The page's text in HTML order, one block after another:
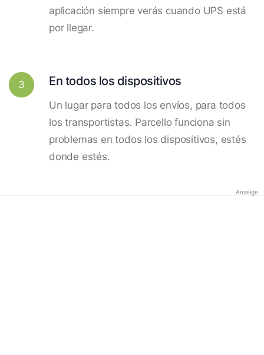
aplicación siempre verás cuando UPS está
por llegar.
3 En todos los dispositivos
Un lugar para todos los envíos, para todos
los transportistas. Parcello funciona sin
problemas en todos los dispositivos, estés
donde estés.
Anzeige